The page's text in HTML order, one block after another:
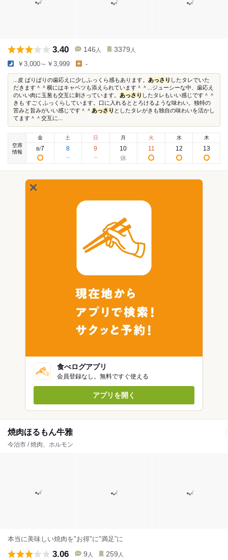
3.40 146 人 3379 人
￥3,000～￥3,999 -
...皮 ぱりぱりの歯応えに少しふっくら感もあります。 あっさり したタレでいた
だきます＾＾横にはキャベツも添えられています＾＾...ジューシーな中、歯応え
のいい肉に玉葱も交互に刺さっています。 あっさり したタレもいい感じです＾＾
きも すごくふっくらしています。口に入れるととろけるような味わい。独特の
苦みと旨みがいい感じです＾＾ あっさり としたタレがきも独自の味わいを活かし
てます＾＾交互に...
空席
情報
金
8/7
土
8
日
9
月
10
火
11
水
12
木
13
食べログアプリ
会員登録なし。無料ですぐ使える
アプリを開く
焼肉ほるもん牛雅
今治市 / 焼肉、ホルモン
本当に美味しい焼肉を"お得"に"満足”に
3.06 9 人 259 人